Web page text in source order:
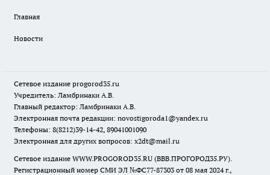
Главная
Новости
Сетевое издание progorod35.ru
Учредитель: Ламбринаки А.В.
Главный редактор: Ламбринаки А.В.
Электронная почта редакции: novostigoroda1@yandex.ru
Телефоны: 8(8212)39-14-42, 89041001090
Электронная для других вопросов: x2dt@mail.ru
Сетевое издание WWW.PROGOROD35.RU (ВВВ.ПРОГОРОД35.РУ).
Регистрационный номер СМИ ЭЛ №ФС77-87303 от 08 мая 2024 г.,